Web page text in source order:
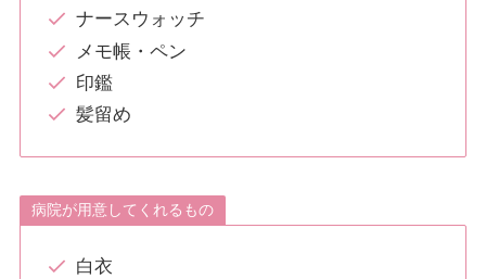
ナースウォッチ
メモ帳・ペン
印鑑
髪留め
病院が用意してくれるもの
白衣